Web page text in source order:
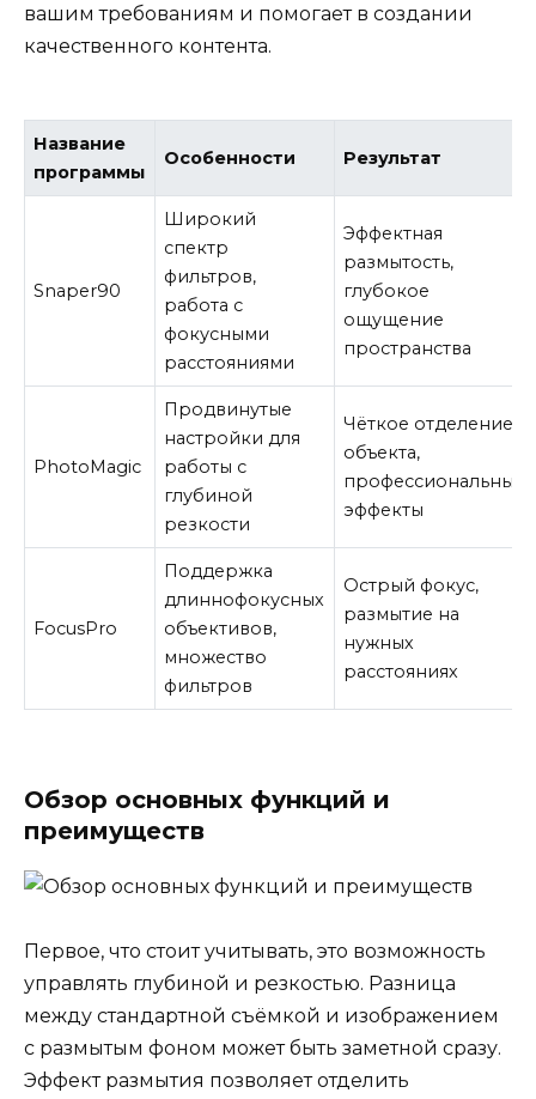
вашим требованиям и помогает в создании
качественного контента.
Название
программы
Особенности Результат
Snaper90
Широкий
спектр
фильтров,
работа с
фокусными
расстояниями
Эффектная
размытость,
глубокое
ощущение
пространства
PhotoMagic
Продвинутые
настройки для
работы с
глубиной
резкости
Чёткое отделение
объекта,
профессиональные
эффекты
FocusPro
Поддержка
длиннофокусных
объективов,
множество
фильтров
Острый фокус,
размытие на
нужных
расстояниях
Обзор основных функций и
преимуществ
Первое, что стоит учитывать, это возможность
управлять глубиной и резкостью. Разница
между стандартной съёмкой и изображением
с размытым фоном может быть заметной сразу.
Эффект размытия позволяет отделить